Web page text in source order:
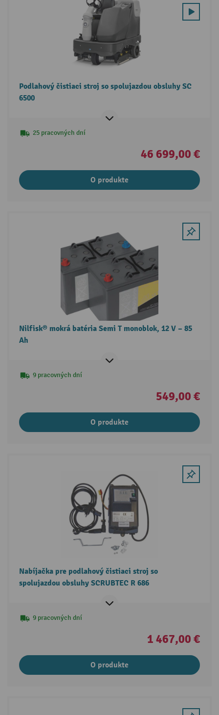
Podlahový čistiaci stroj so spolujazdou obsluhy SC
6500
25 pracovných dní
46 699,00 €
O produkte
Nilfisk® mokrá batéria Semi T monoblok, 12 V – 85
Ah
9 pracovných dní
549,00 €
O produkte
Nabíjačka pre podlahový čistiaci stroj so
spolujazdou obsluhy SCRUBTEC R 686
9 pracovných dní
1 467,00 €
O produkte